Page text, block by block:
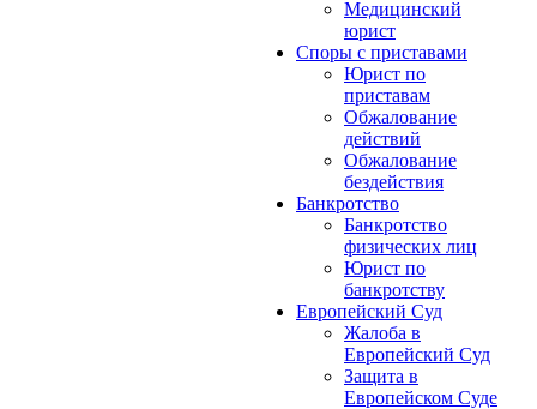
Медицинский
юрист
Споры с приставами
Юрист по
приставам
Обжалование
действий
Обжалование
бездействия
Банкротство
Банкротство
физических лиц
Юрист по
банкротству
Европейский Суд
Жалоба в
Европейский Суд
Защита в
Европейском Суде